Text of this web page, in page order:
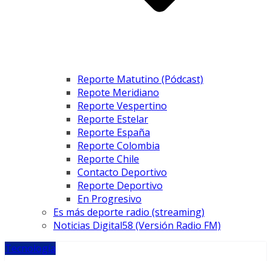
Reporte Matutino (Pódcast)
Repote Meridiano
Reporte Vespertino
Reporte Estelar
Reporte España
Reporte Colombia
Reporte Chile
Contacto Deportivo
Reporte Deportivo
En Progresivo
Es más deporte radio (streaming)
Noticias Digital58 (Versión Radio FM)
Tecnología